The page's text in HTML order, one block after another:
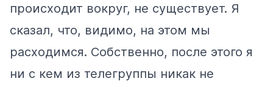
происходит вокруг, не существует. Я
сказал, что, видимо, на этом мы
расходимся. Собственно, после этого я
ни с кем из телегруппы никак не